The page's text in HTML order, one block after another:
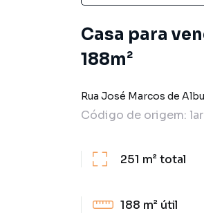
Casa para
188m²
Rua José Marcos de
Código de origem:
251 m²total
188 m² útil